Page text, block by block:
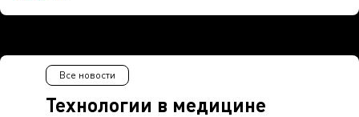
Технологии в медицине
Все новости